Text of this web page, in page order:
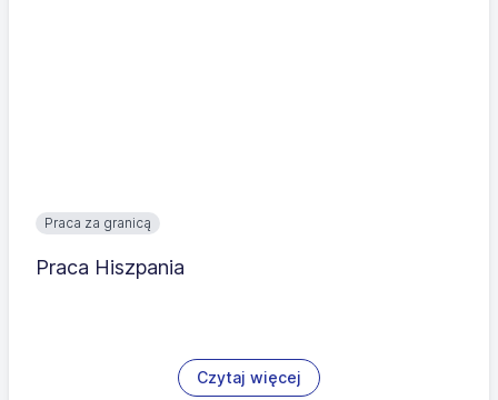
Praca za granicą
Praca Hiszpania
Czytaj więcej